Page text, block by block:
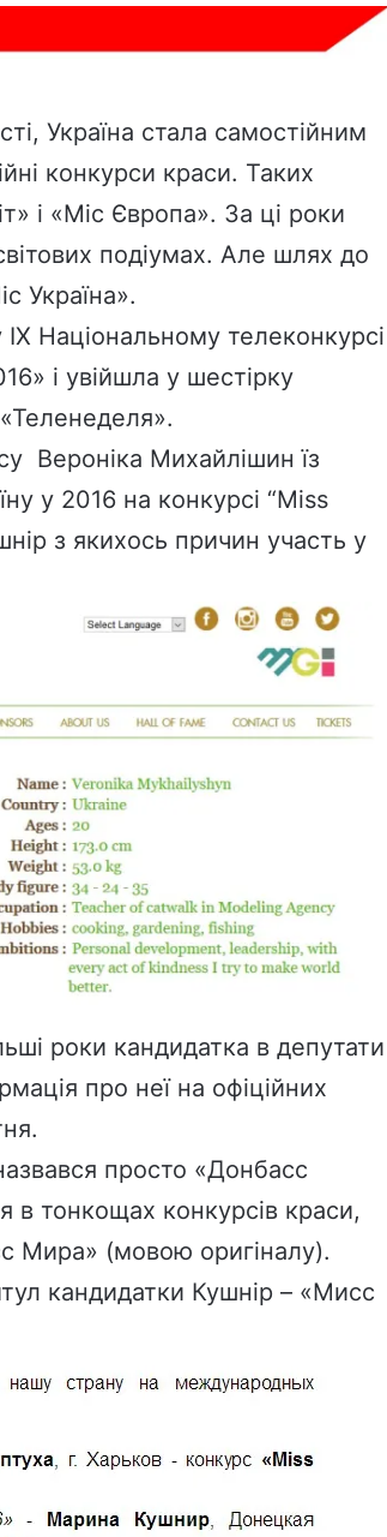
Україна стала самостійним
конкурси краси. Таких
і «Міс Європа». За ці роки
подіумах. Але шлях до
Україна».
Національному телеконкурсі
і увійшла у шестірку
«Теленеделя».
Вероніка Михайлішин їз
у 2016 на конкурсі “Miss
з якихось причин участь у
роки кандидатка в депутати
про неї на офіційних
просто «Донбасс
в тонкощах конкурсів краси,
Мира» (мовою оригіналу).
кандидатки Кушнір – «Мисс